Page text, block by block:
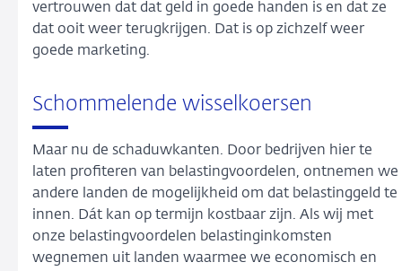
vertrouwen dat dat geld in goede handen is en dat ze
dat ooit weer terugkrijgen. Dat is op zichzelf weer
goede marketing.
Schommelende wisselkoersen
Maar nu de schaduwkanten. Door bedrijven hier te
laten profiteren van belastingvoordelen, ontnemen we
andere landen de mogelijkheid om dat belastinggeld te
innen. Dát kan op termijn kostbaar zijn. Als wij met
onze belastingvoordelen belastinginkomsten
wegnemen uit landen waarmee we economisch en